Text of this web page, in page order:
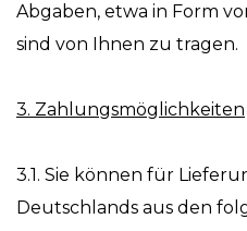
Abgaben, etwa in Form
sind von Ihnen zu tragen.
3. Zahlungsmöglichkeiten
3.1. Sie können für
Deutschlands aus den